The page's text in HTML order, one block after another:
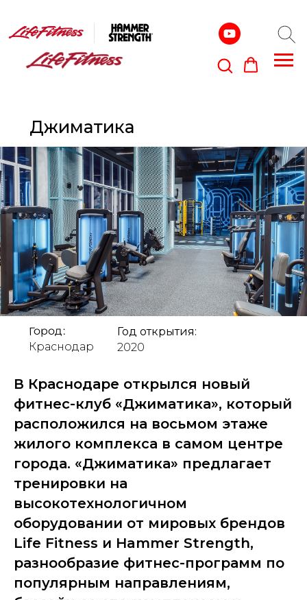
Город:
Краснодар
Год открытия:
2020
Джиматика
В Краснодаре открылся новый
фитнес-клуб «Джиматика», который
расположился на восьмом этаже
жилого комплекса в самом центре
города. «Джиматика» предлагает
тренировки на
высокотехнологичном
оборудовании от мировых брендов
Life Fitness и Hammer Strength,
разнообразие фитнес-программ по
популярным направлениям,